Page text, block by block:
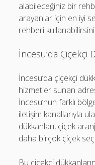
Threads Takipçi
Twitter Profil Resmi
alabileceğiniz bir
arayanlar için en iyi
rehberi
İncesu’da Çiçekçi
İncesu’da çiçekçi
hizmetler sunan
İncesu’nun farklı
iletişim kanallarıyla
dükkanları, çiçek
daha birçok çiçek
Bu çiçekçi